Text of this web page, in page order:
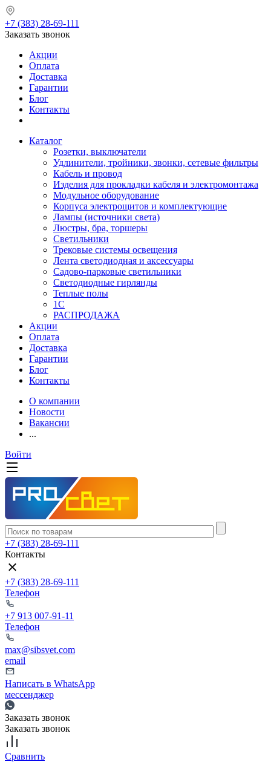
+7 (383) 28-69-111
Заказать звонок
Акции
Оплата
Доставка
Гарантии
Блог
Контакты
Каталог
Розетки, выключатели
Удлинители, тройники, звонки, сетевые фильтры
Кабель и провод
Изделия для прокладки кабеля и электромонтажа
Модульное оборудование
Корпуса электрощитов и комплектующие
Лампы (источники света)
Люстры, бра, торшеры
Светильники
Трековые системы освещения
Лента светодиодная и аксессуары
Садово-парковые светильники
Светодиодные гирлянды
Теплые полы
1С
РАСПРОДАЖА
Акции
Оплата
Доставка
Гарантии
Блог
Контакты
О компании
Новости
Вакансии
...
Войти
+7 (383) 28-69-111
Контакты
+7 (383) 28-69-111
Телефон
+7 913 007-91-11
Телефон
max@sibsvet.com
email
Написать в WhatsApp
мессенджер
Заказать звонок
Заказать звонок
Сравнить